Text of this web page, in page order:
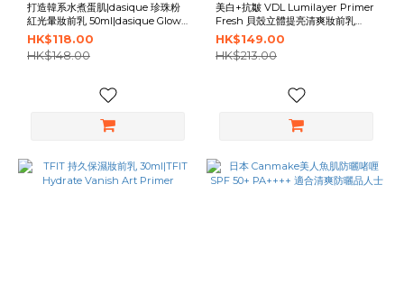
打造韓系水煮蛋肌|dasique 珍珠粉
紅光暈妝前乳 50ml|dasique Glowy
Shell Base
HK$118.00
HK$148.00
美白+抗皺 VDL Lumilayer Primer
Fresh 貝殼立體提亮清爽妝前乳
30ml
HK$149.00
HK$213.00